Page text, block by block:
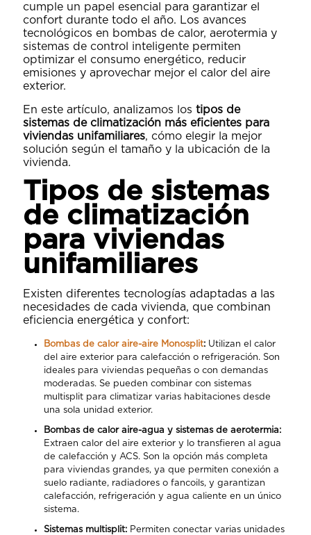
cumple un papel esencial para garantizar el
confort durante todo el año. Los avances
tecnológicos en bombas de calor, aerotermia y
sistemas de control inteligente permiten
optimizar el consumo energético, reducir
emisiones y aprovechar mejor el calor del aire
exterior.
En este artículo, analizamos los tipos de
sistemas de climatización más eficientes para
viviendas unifamiliares, cómo elegir la mejor
solución según el tamaño y la ubicación de la
vivienda.
Tipos de sistemas
de climatización
para viviendas
unifamiliares
Existen diferentes tecnologías adaptadas a las
necesidades de cada vivienda, que combinan
eficiencia energética y confort:
Bombas de calor aire-aire Monosplit: Utilizan el calor
del aire exterior para calefacción o refrigeración. Son
ideales para viviendas pequeñas o con demandas
moderadas. Se pueden combinar con sistemas
multisplit para climatizar varias habitaciones desde
una sola unidad exterior.
Bombas de calor aire-agua y sistemas de aerotermia:
Extraen calor del aire exterior y lo transfieren al agua
de calefacción y ACS. Son la opción más completa
para viviendas grandes, ya que permiten conexión a
suelo radiante, radiadores o fancoils, y garantizan
calefacción, refrigeración y agua caliente en un único
sistema.
Sistemas multisplit: Permiten conectar varias unidades